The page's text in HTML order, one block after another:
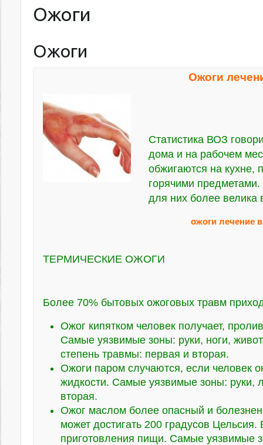
Ожоги
Ожоги
Ожоги
Статистика ВОЗ
дома и на рабочем
обжигаются на кухне,
горячими
для них более велика
ожоги лечение
ТЕРМИЧЕСКИЕ ОЖОГИ
Более 70% бытовых ожоговых травм
Ожог кипятком человек получает,
Самые уязвимые зоны: руки, ноги,
степень травмы: первая и вторая.
Ожоги паром случаются, если человек
жидкости. Самые уязвимые зоны: руки,
вторая.
Ожог маслом более опасный и
может достигать 200 градусов
приготовления пищи. Самые уязвимые